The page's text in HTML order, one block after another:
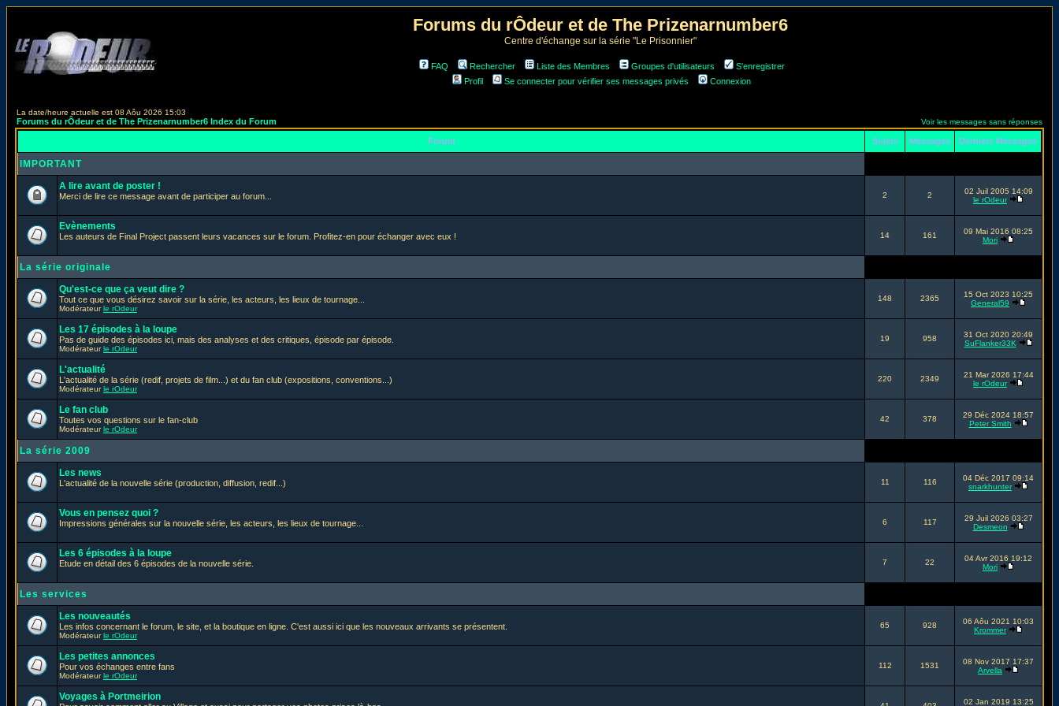
Forums du rÔdeur et de The Prizenarnumber6
Centre d'échange sur la série "Le Prisonnier"
FAQ Rechercher Liste des Membres Groupes d'utilisateurs
S'enregistrer
Profil
Se connecter pour vérifier ses messages privés Connexion
La date/heure actuelle est 08 Aôu 2026 15:03
Forums du rÔdeur et de The Prizenarnumber6 Index du Forum Voir les messages sans réponses
Forum Sujets Messages Derniers Messages
IMPORTANT
A lire avant de poster !
Merci de lire ce message avant de participer au forum... 2 2
02 Juil 2005 14:09
le rOdeur
Evènements
Les auteurs de Final Project passent leurs vacances sur le forum. Profitez-en pour échanger avec eux ! 14 161
09 Mai 2016 08:25
Mori
La série originale
Qu'est-ce que ça veut dire ?
Tout ce que vous désirez savoir sur la série, les acteurs, les lieux de tournage...
Modérateurle rOdeur
148 2365
15 Oct 2023 10:25
General59
Les 17 épisodes à la loupe
Pas de guide des épisodes ici, mais des analyses et des critiques, épisode par épisode.
Modérateurle rOdeur
19 958
31 Oct 2020 20:49
SuFlanker33K
L'actualité
L'actualité de la série (redif, projets de film...) et du fan club (expositions, conventions...)
Modérateurle rOdeur
220 2349
21 Mar 2026 17:44
le rOdeur
Le fan club
Toutes vos questions sur le fan-club
Modérateurle rOdeur
42 378
29 Déc 2024 18:57
Peter Smith
La série 2009
Les news
L'actualité de la nouvelle série (production, diffusion, redif...) 11 116
04 Déc 2017 09:14
snarkhunter
Vous en pensez quoi ?
Impressions générales sur la nouvelle série, les acteurs, les lieux de tournage... 6 117
29 Juil 2026 03:27
Desmeon
Les 6 épisodes à la loupe
Etude en détail des 6 épisodes de la nouvelle série. 7 22
04 Avr 2016 19:12
Mori
Les services
Les nouveautés
Les infos concernant le forum, le site, et la boutique en ligne. C'est aussi ici que les nouveaux arrivants se présentent.
Modérateurle rOdeur
65 928
06 Aôu 2021 10:03
Krommer
Les petites annonces
Pour vos échanges entre fans
Modérateurle rOdeur
112 1531
08 Nov 2017 17:37
Arvella
Voyages à Portmeirion 02 Jan 2019 13:25